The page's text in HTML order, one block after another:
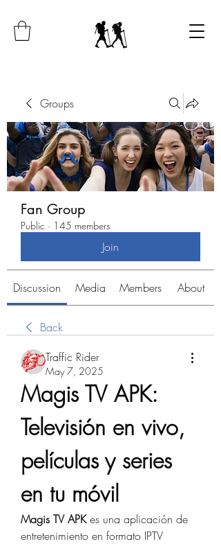
Groups
Fan Group
Public · 145 members
Join
Discussion Media Members About
Back
Traffic Rider
May 7, 2025
Magis TV APK:
Televisión en vivo,
películas y series
en tu móvil
Magis TV APK es una aplicación de
entretenimiento en formato IPTV